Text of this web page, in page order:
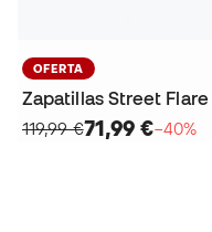
OFERTA
Zapatillas Street Flare
119,99 €71,99 €−40%